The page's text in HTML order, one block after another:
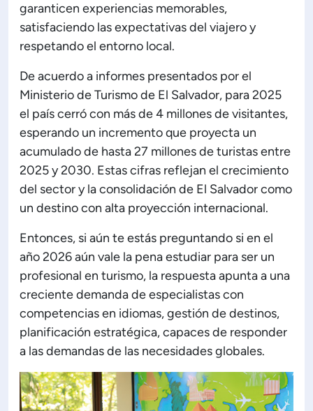
Secretaría General
de Gestión Institucional
de Administración y Finanzas
Profesional e Internacionalización
Calidad Académica
Políticas institucionales
Acreditaciones
Línea de tiempo
garanticen experiencias memorables,
satisfaciendo las expectativas del viajero y
respetando el entorno local.
De acuerdo a informes presentados por el
Ministerio de Turismo de El Salvador, para 2025
el país cerró con más de 4 millones de visitantes,
esperando un incremento que proyecta un
acumulado de hasta 27 millones de turistas entre
2025 y 2030. Estas cifras reflejan el crecimiento
del sector y la consolidación de El Salvador como
un destino con alta proyección internacional.
Entonces, si aún te estás preguntando si en el
año 2026 aún vale la pena estudiar para ser un
profesional en turismo, la respuesta apunta a una
creciente demanda de especialistas con
competencias en idiomas, gestión de destinos,
planificación estratégica, capaces de responder
a las demandas de las necesidades globales.